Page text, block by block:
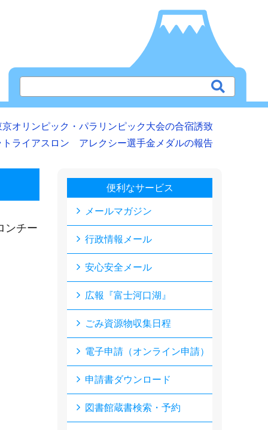
京オリンピック・パラリンピック大会の合宿誘致
トライアスロン アレクシー選手金メダルの報告
ンチー
便利なサービス
メールマガジン
行政情報メール
安心安全メール
広報『富士河口湖』
ごみ資源物収集日程
電子申請（オンライン申請）
申請書ダウンロード
図書館蔵書検索・予約